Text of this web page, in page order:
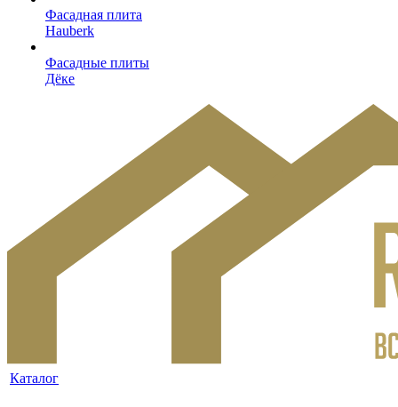
Фасадная плита
Hauberk
Фасадные плиты
Дёке
Каталог